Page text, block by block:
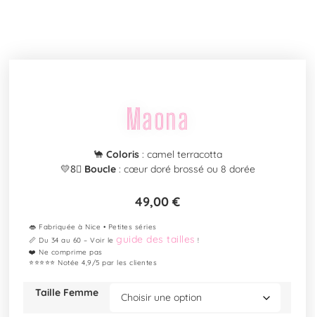
Maona
🐪 Coloris: camel terracotta
💛8⃣ Boucle: cœur doré brossé ou 8 dorée
49,00 €
👄 Fabriquée à Nice • Petites séries
📏 Du 34 au 60 – Voir leguide des tailles !
❤️ Ne comprime pas
⭐⭐⭐⭐⭐ Notée 4,9/5 par les clientes
Taille Femme